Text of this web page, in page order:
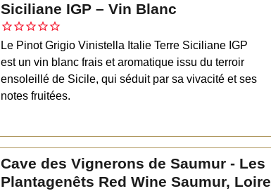
Siciliane IGP – Vin Blanc
Le Pinot Grigio Vinistella Italie Terre Siciliane IGP
est un vin blanc frais et aromatique issu du terroir
ensoleillé de Sicile, qui séduit par sa vivacité et ses
notes fruitées.
Cave des Vignerons de Saumur - Les
Plantagenêts Red Wine Saumur, Loire